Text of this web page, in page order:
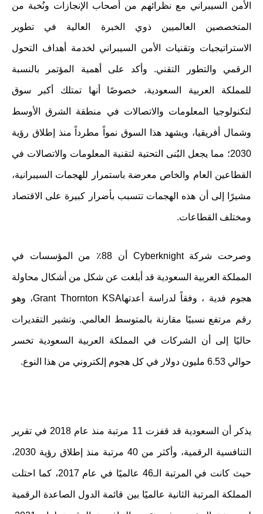
الأمن السيبراني مع نظرائهم من أصحاب الإنجازات ونُخبة من
المتخصصين العالميين ذوي الخبرة العالية في تطوير
الاستراتيجيات وتقنيات الأمن السيبراني لخدمة أهداف التحول
الرقمي والتطور التقني. وأكد على أهمية المؤتمر بالنسبة
للمملكة العربية السعودية، خصوصًا أنها تمتلك أكبر سوق
لتكنولوجيا المعلومات والاتصالات في منطقة الشرق الأوسط
وشمال أفريقيا، ويشهد هذا السوق نمواً مطرداً منذ إطلاق رؤية
2030؛ مما يجعل البُنى التحتية لتقنية المعلومات والاتصالات في
القطاعين العام والخاص معرضة باستمرار للهجمات السيبرانية،
مشيرًا إلى أن هذه الهجمات تتسبب بأضرار كبيرة على الاقتصاد
ومختلف القطاعات.
وصرحت شركةCyberknight أن 88٪ من المؤسسات في
المملكة العربية السعودية قد أبلغت عن شكل من أشكال محاولة
هجوم فدية ، وفقاً لدراسة أعدتهاGrant Thornton KSA، وهو
رقم مرتفع نسبيًا مقارنة بالمتوسط العالمي. وتشير التقديرات
حاليًا إلى أن الشركات في المملكة العربية السعودية تخسر
حوالي 6.53 مليون دولار في كل هجوم إلكتروني من هذا النوع.
يذكر أن السعودية قد قفزت 11 مرتبة منذ عام 2018 في تقرير
التنافسية الرقمية، وأكثر من 40 مرتبة منذ إطلاق رؤية 2030،
حيث كانت في المرتبة الـ46 عالميًا في عام 2017، كما احتلت
المملكة المرتبة الثانية عالميًا بين قائمة الدول الصاعدة الرقمية